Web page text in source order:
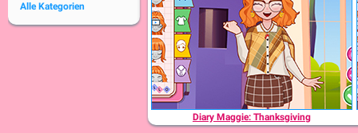
Alle Kategorien
Diary Maggie: Thanksgiving